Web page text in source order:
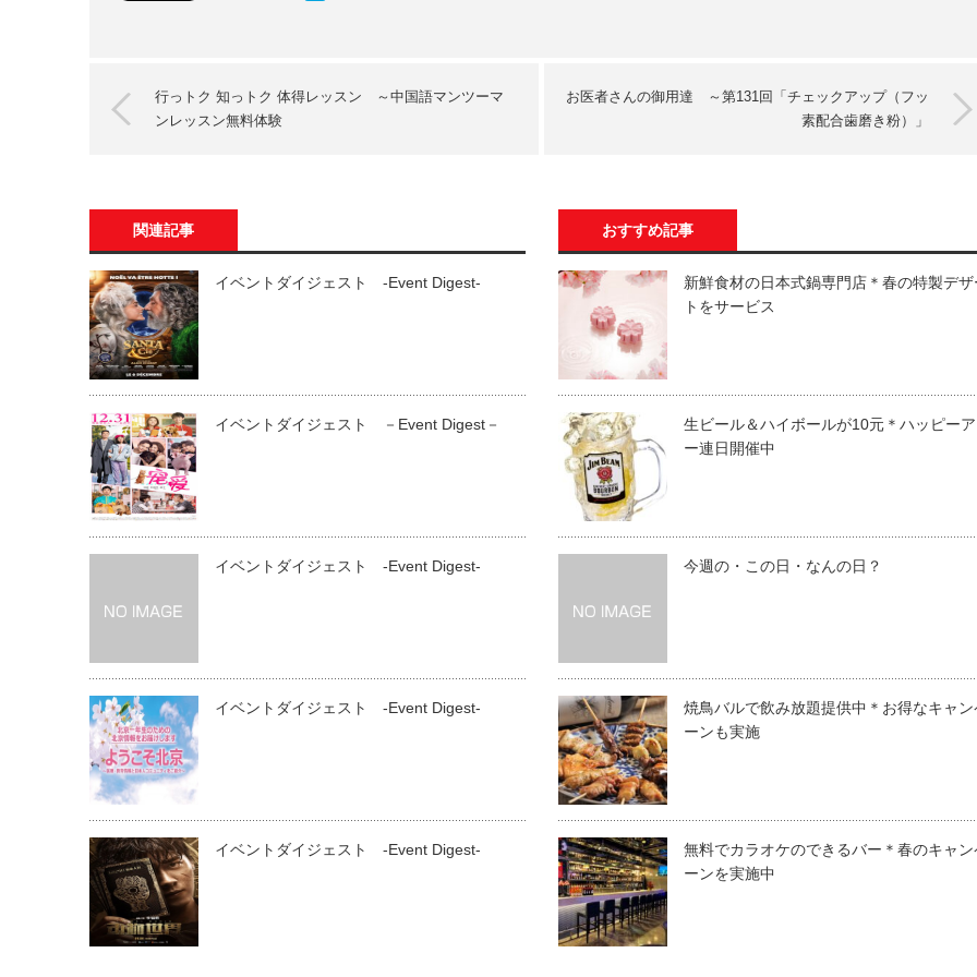
行っトク 知っトク 体得レッスン ～中国語マンツーマ
ンレッスン無料体験
お医者さんの御用達 ～第131回「チェックアップ（フッ
素配合歯磨き粉）」
関連記事
イベントダイジェスト ‐Event Digest‐
イベントダイジェスト －Event Digest－
イベントダイジェスト ‐Event Digest‐
イベントダイジェスト ‐Event Digest‐
イベントダイジェスト ‐Event Digest‐
おすすめ記事
新鮮食材の日本式鍋専門店＊春の特製デザ
トをサービス
生ビール＆ハイボールが10元＊ハッピー
ー連日開催中
今週の・この日・なんの日？
焼鳥バルで飲み放題提供中＊お得なキャン
ーンも実施
無料でカラオケのできるバー＊春のキャン
ーンを実施中